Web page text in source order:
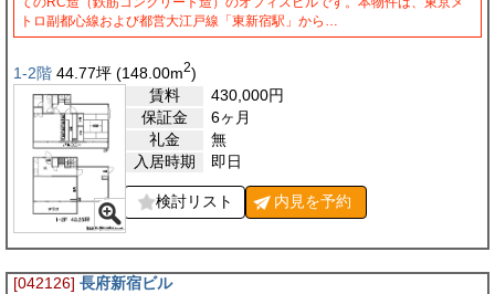
トロ副都心線および都営大江戸線「東新宿駅」から…
1-2階 44.77坪 (148.00m2)
賃料
430,000円
保証金
6ヶ月
礼金
無
入居時期
即日
検討リスト 内見を予約
[042126] 長府新宿ビル